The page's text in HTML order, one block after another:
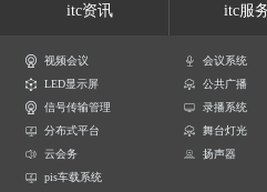
itc资讯 itc服
视频会议 会议系统
LED显示屏
公共广播
信号传输管理
录播系统
分布式平台
舞台灯光
云会务
扬声器
pis车载系统